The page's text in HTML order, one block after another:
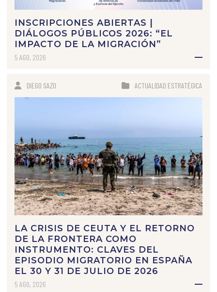
INSCRIPCIONES ABIERTAS |
DIÁLOGOS PÚBLICOS 2026: “EL
IMPACTO DE LA MIGRACIÓN”
5 AGO, 2026
DIEGO SAZO ACTUALIDAD ESTRATÉGICA
LA CRISIS DE CEUTA Y EL RETORNO
DE LA FRONTERA COMO
INSTRUMENTO: CLAVES DEL
EPISODIO MIGRATORIO EN ESPAÑA
EL 30 Y 31 DE JULIO DE 2026
5 AGO, 2026